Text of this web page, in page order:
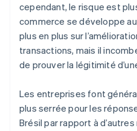
cependant, le risque est
commerce se développe
plus en plus sur
transactions, mais il
de prouver la légitimité
Les entreprises font
plus serrée pour les
Brésil par rapport à